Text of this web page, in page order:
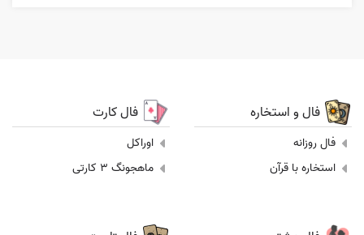
فال و استخاره
فال روزانه
استخاره با قرآن
فال کارت
اوراکل
ماهجونگ 3 کارتی